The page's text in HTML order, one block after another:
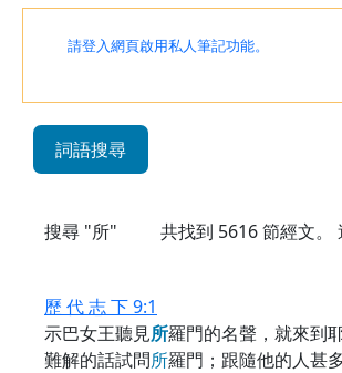
請登入網頁啟用私人筆記功能。
詞語搜尋
搜尋 "所" 共找到 5616節經文。
歷 代 志 下 9:1
示巴女王聽見所羅門的名聲，就來到
難解的話試問所羅門；跟隨他的人甚